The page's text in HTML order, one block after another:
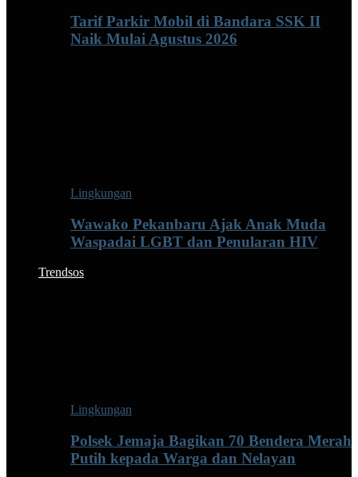
Tarif Parkir Mobil di Bandara SSK II
Naik Mulai Agustus 2026
Lingkungan
Wawako Pekanbaru Ajak Anak Muda
Waspadai LGBT dan Penularan HIV
Trendsos
Lingkungan
Polsek Jemaja Bagikan 70 Bendera Merah
Putih kepada Warga dan Nelayan